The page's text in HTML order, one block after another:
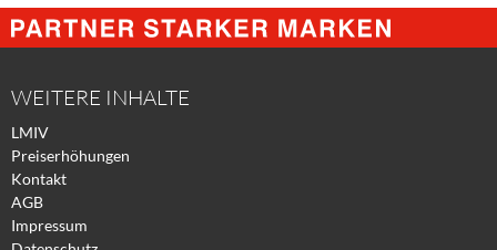
@
Facebook
@
Xing
@
Twitter
WEITERE INHALTE
LMIV
Preiserhöhungen
Kontakt
AGB
Impressum